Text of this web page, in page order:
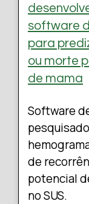
software
para
ou morte
de mama
Software
de
potencial
no SUS.